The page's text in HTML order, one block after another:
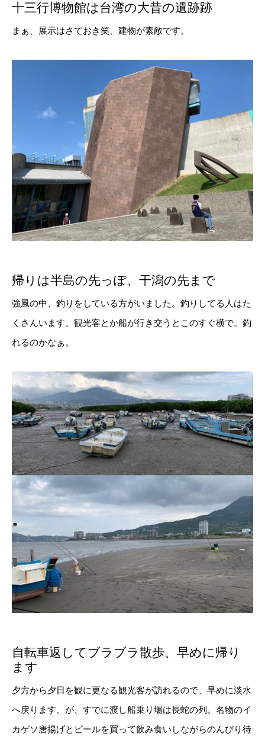
十三行博物館は台湾の大昔の遺跡跡
まぁ、展示はさておき笑、建物が素敵です。
帰りは半島の先っぽ、干潟の先まで
強風の中、釣りをしている方がいました。釣りしてる人はた
くさんいます。観光客とか船が行き交うとこのすぐ横で。釣
れるのかなぁ。
自転車返してブラブラ散歩、早めに帰り
ます
夕方から夕日を観に更なる観光客が訪れるので、早めに淡水
へ戻ります、が、すでに渡し船乗り場は長蛇の列。名物のイ
カゲソ唐揚げとビールを買って飲み食いしながらのんびり待